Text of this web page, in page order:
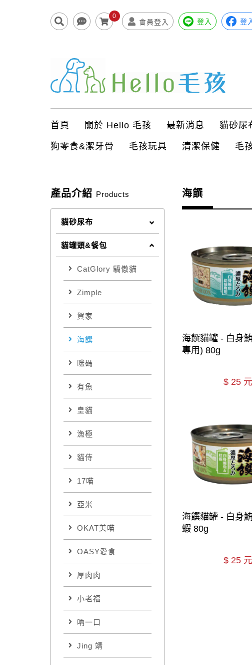
0
會員登入 登入 登
首頁 關於 Hello 毛孩 最新消息 貓砂尿
狗零食&潔牙骨 毛孩玩具 清潔保健 毛
產品介紹 Products
貓砂尿布
貓罐頭&餐包
CatGlory 驕傲貓
Zimple
賀家
海饌
咪碼
有魚
皇貓
漁極
貓侍
17喵
亞米
OKAT美喵
OASY愛食
厚肉肉
小老福
吶一口
Jing 靖
海饌
海饌貓罐 - 白身
專用) 80g
$ 25
海饌貓罐 - 白身
蝦 80g
$ 25